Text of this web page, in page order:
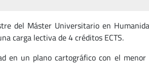
del Máster Universitario en
carga lectiva de 4 créditos ECTS.
en un plano cartográfico con el